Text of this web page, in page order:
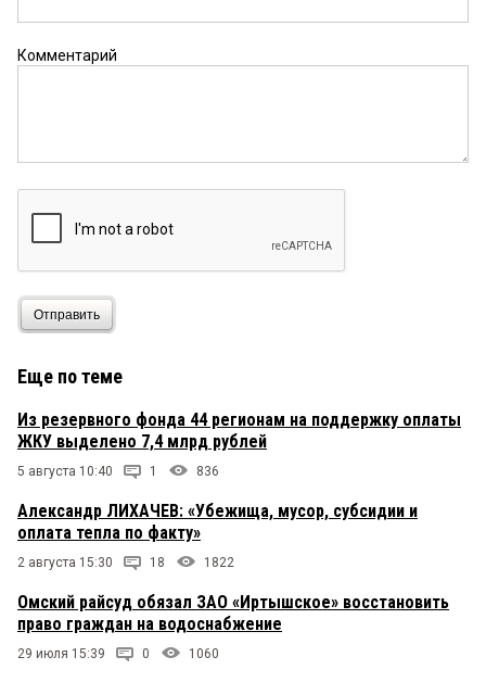
Комментарий
Отправить
Еще по теме
Из резервного фонда 44 регионам на поддержку оплаты
ЖКУ выделено 7,4 млрд рублей
5 августа 10:40 1 836
Александр ЛИХАЧЕВ: «Убежища, мусор, субсидии и
оплата тепла по факту»
2 августа 15:30 18 1822
Омский райсуд обязал ЗАО «Иртышское» восстановить
право граждан на водоснабжение
29 июля 15:39 0 1060